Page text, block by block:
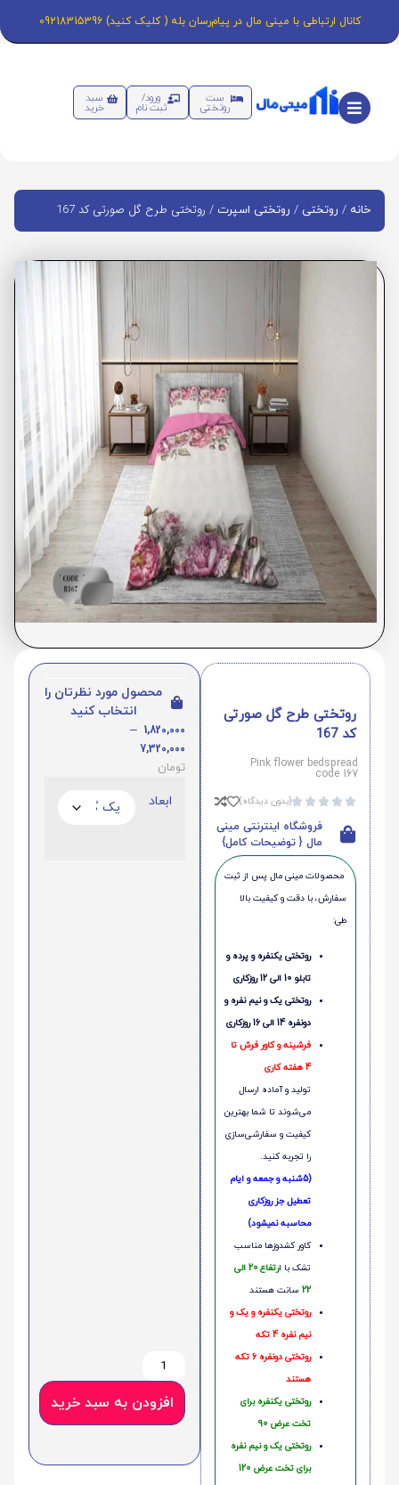
کانال ارتباطی با مینی مال در پیام‌رسان بله ( کلیک کنید) 09218315396
ست
روتختی
ورود/
ثبت نام
سبد
خرید
خانه / روتختی / روتختی اسپرت / روتختی طرح گل صورتی کد 167
روتختی طرح گل صورتی
کد 167
Pink flower bedspread
code 167




(بدون دیدگاه)
فروشگاه اینترنتی مینی
مال { توضیحات کامل}
محصولات مینی‌ مال پس از ثبت
سفارش، با دقت و کیفیت بالا
طی:
روتختی یکنفره و پرده و
تابلو 10 الی 12 روزکاری
روتختی یک و نیم نفره و
دونفره 14 الی 16 روزکاری
فرشینه و کاور فرش تا
4 هفته کاری
تولید و آماده ارسال
می‌شوند تا شما بهترین
کیفیت و سفارشی‌سازی
را تجربه کنید.
(5شنبه و جمعه و ایام
تعطیل جز روزکاری
محاسبه نمیشود)
کاور کشدوزها مناسب
تشک با ا
رتفاع 20 الی
22 سانت هستند
روتختی یکنفره و یک و
نیم نفره 4 تکه
روتختی دونفره 6 تکه
هستند
روتختی یکنفره برای
تخت عرض 90
روتختی یک و نیم نفره
برای تخت عرض 120
محصول مورد نظرتان را
انتخاب کنید
1,820,000
–
7,320,000
تومان
ابعاد
افزودن به سبد خرید